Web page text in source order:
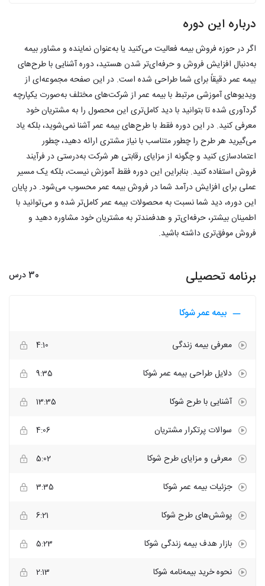
درباره این دوره
اگر در حوزه فروش بیمه فعالیت می‌کنید یا به‌عنوان نماینده و مشاور بیمه
به‌دنبال افزایش فروش و حرفه‌ای‌تر شدن هستید، دوره آشنایی با طرح‌های
بیمه عمر دقیقاً برای شما طراحی شده است. در این صفحه مجموعه‌ای از
ویدیوهای آموزشی مرتبط با بیمه عمر از شرکت‌های مختلف به‌صورت یکپارچه
گردآوری شده تا بتوانید با دید کامل‌تری این محصول را به مشتریان خود
معرفی کنید. در این دوره فقط با طرح‌های بیمه عمر آشنا نمی‌شوید، بلکه یاد
می‌گیرید هر طرح را چطور متناسب با نیاز مشتری ارائه دهید، چطور
اعتمادسازی کنید و چگونه از مزایای رقابتی هر شرکت به‌درستی در فرآیند
فروش استفاده کنید. بنابراین این دوره فقط آموزش نیست، بلکه یک مسیر
عملی برای افزایش درآمد شما در فروش بیمه عمر محسوب می‌شود. در پایان
این دوره، دید شما نسبت به محصولات بیمه عمر کامل‌تر شده و می‌توانید با
اطمینان بیشتر، حرفه‌ای‌تر و هدفمندتر به مشتریان خود مشاوره دهید و
فروش موفق‌تری داشته باشید.
برنامه تحصیلی 30 درس
بیمه عمر شوکا
معرفی بیمه زندگی 4:10
دلایل طراحی بیمه عمر شوکا 9:35
آشنایی با طرح شوکا 13:35
سوالات پرتکرار مشتریان 4:06
معرفی و مزایای طرح شوکا 5:02
جزئیات بیمه عمر شوکا 3:35
پوشش‌های طرح شوکا 6:21
بازار هدف بیمه زندگی شوکا 5:23
نحوه خرید بیمه‌نامه شوکا 2:13